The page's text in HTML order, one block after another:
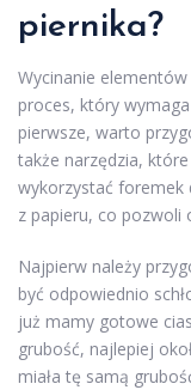
piernika?
Wycinanie
proces, który wymaga
pierwsze, warto
także narzędzia,
wykorzystać foremek
z papieru, co pozwoli
Najpierw należy
być odpowiednio
już mamy gotowe
grubość, najlepiej
miała tę samą